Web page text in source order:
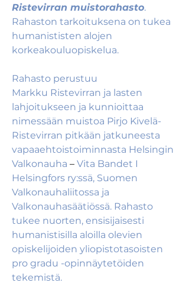
Ristevirran muistorahasto.
Rahaston tarkoituksena on tukea
humanististen alojen
korkeakouluopiskelua.
Rahasto perustuu
Markku Ristevirran ja lasten
lahjoitukseen ja kunnioittaa
nimessään muistoa Pirjo Kivelä-
Ristevirran pitkään jatkuneesta
vapaaehtoistoiminnasta Helsingin
Valkonauha – Vita Bandet I
Helsingfors ry:ssä, Suomen
Valkonauhaliitossa ja
Valkonauhasäätiössä. Rahasto
tukee nuorten, ensisijaisesti
humanistisilla aloilla olevien
opiskelijoiden yliopistotasoisten
pro gradu -opinnäytetöiden
tekemistä.